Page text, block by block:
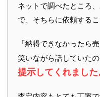
ネットで調べたところ
で、そちらに依頼するこ
「納得できなかったら
笑いながら話していたの
提示してくれました